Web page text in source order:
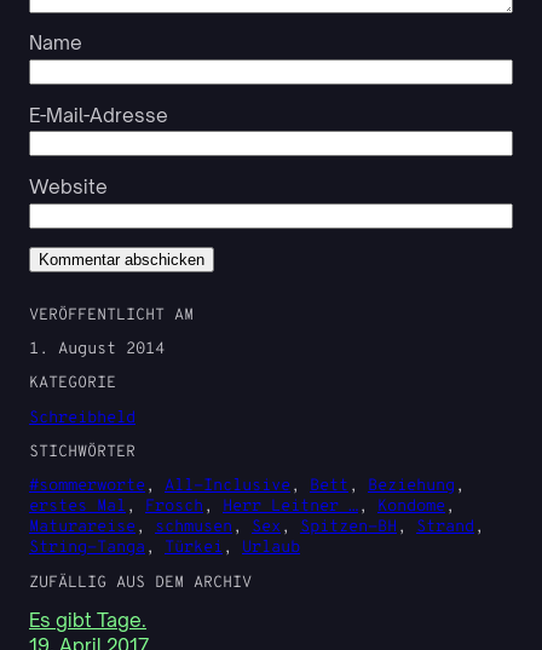
Name
E-Mail-Adresse
Website
VERÖFFENTLICHT AM
1. August 2014
KATEGORIE
Schreibheld
STICHWÖRTER
#sommerworte, All-Inclusive, Bett , Beziehung
erstes Mal , Frosch , Herr Leitner …, Kondome
Maturareise, schmusen , Sex , Spitzen-BH , Strand
String-Tanga , Türkei , Urlaub
ZUFÄLLIG AUS DEM ARCHIV
Es gibt Tage.